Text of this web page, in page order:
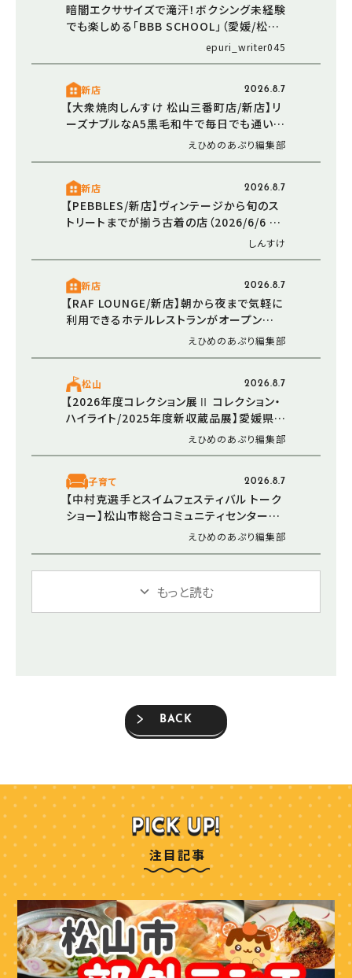
暗闇エクササイズで滝汗！ボクシング未経験
でも楽しめる「BBB SCHOOL」（愛媛/松山
epuri_writer045
新店 2026.8.7
【大衆焼肉しんすけ 松山三番町店/新店】リ
ーズナブルなA5黒毛和牛で毎日でも通いた
くなる焼肉店オープン（2026/5/16 愛媛/松
えひめのあぷり編集部
新店 2026.8.7
【PEBBLES/新店】ヴィンテージから旬のス
トリートまでが揃う古着の店（2026/6/6 愛
しんすけ
新店 2026.8.7
【RAF LOUNGE/新店】朝から夜まで気軽に
利用できるホテルレストランがオープン
（2026/5/30 愛媛/松山市）えひめのあぷり編集部
松山 2026.8.7
【2026年度コレクション展Ⅱ コレクション・
ハイライト/2025年度新収蔵品展】愛媛県美
術館で新たなアートと出会う感動のひとと
えひめのあぷり編集部
子育て 2026.8.7
【中村克選手とスイムフェスティバル トーク
ショー】松山市総合コミュニティセンターで
水泳について楽しく学ぼう（愛媛/松山市）
えひめのあぷり編集部
もっと読む
BACK
注目記事